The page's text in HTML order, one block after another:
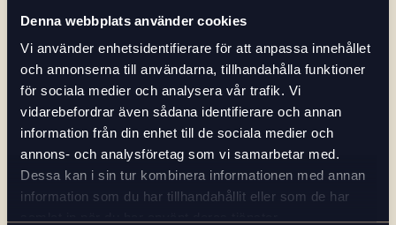
Denna webbplats använder cookies
Vi använder enhetsidentifierare för att anpassa innehållet
och annonserna till användarna, tillhandahålla funktioner
för sociala medier och analysera vår trafik. Vi
vidarebefordrar även sådana identifierare och annan
information från din enhet till de sociala medier och
annons- och analysföretag som vi samarbetar med.
Dessa kan i sin tur kombinera informationen med annan
information som du har tillhandahållit eller som de har
Vegansk variant:Byt ut mjölk och grädde mot
växtbaserade alternativ som havre- eller kokosprodukter.
Mer färg:Justera mängden spirulina/hushållsfärg för en
djupare turkos eller himmelsblå nyans.
Blue Sky Iced Latte är den perfekta kombinationen av
kaffe, dessert och konstverk i ett glas. Oavsett om du gör